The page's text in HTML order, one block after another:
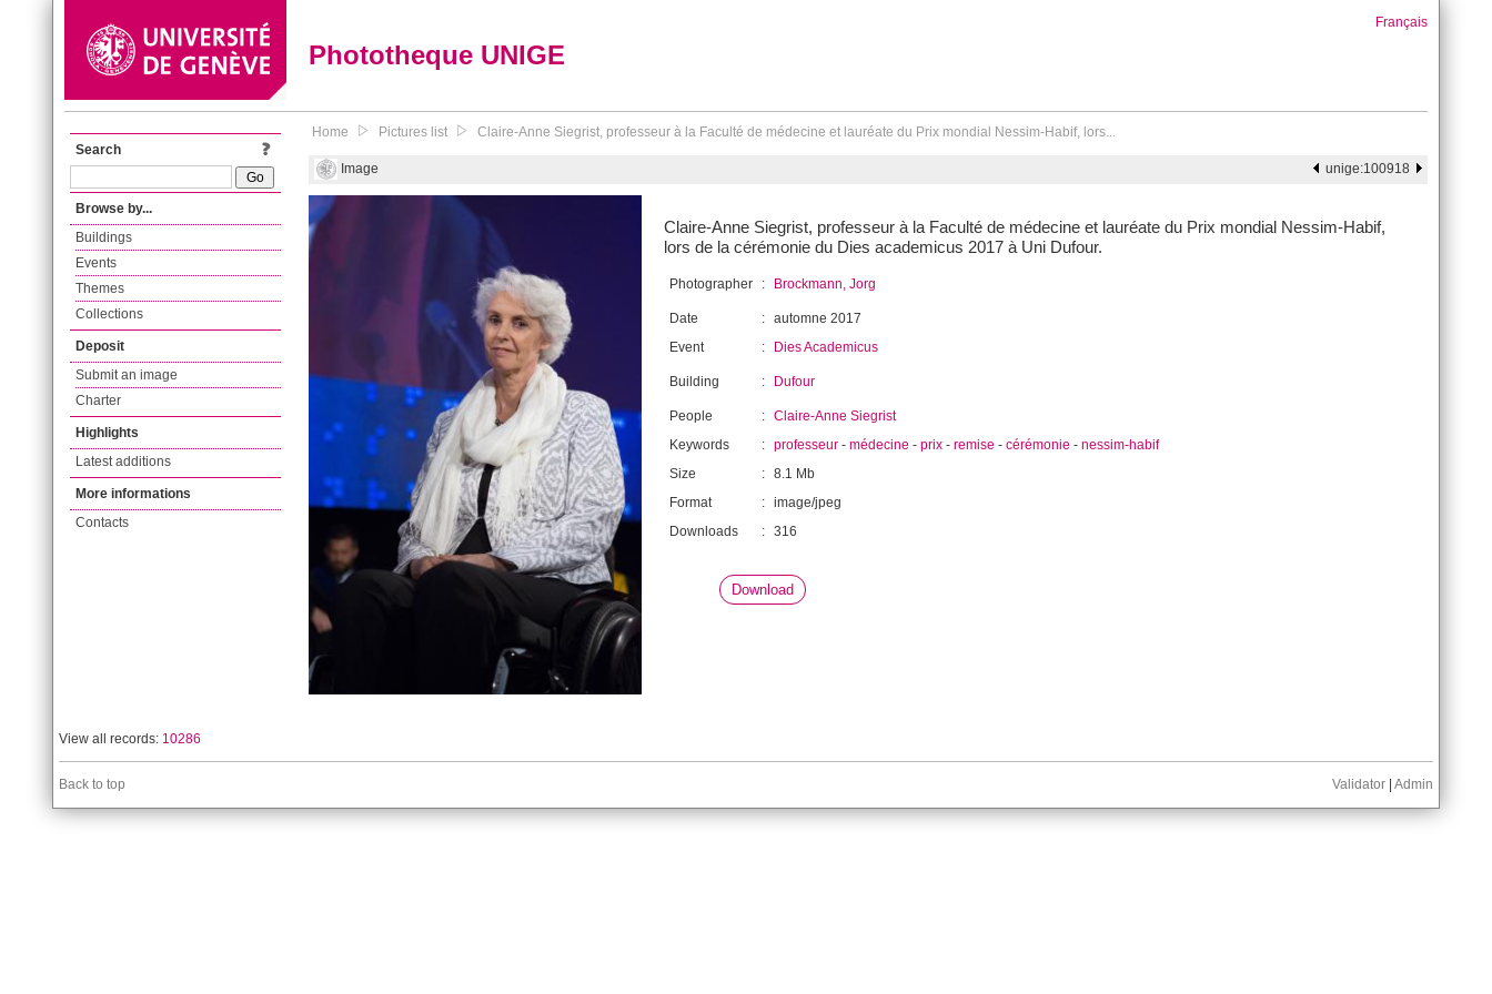
Phototheque UNIGE
Français
Search
Browse by...
Buildings
Events
Themes
Collections
Deposit
Submit an image
Charter
Highlights
Latest additions
More informations
Contacts
Home Pictures list Claire-Anne Siegrist, professeur à la Faculté de médecine et lauréate du Prix mondial Nessim-Habif, lors...
Image unige:100918
Claire-Anne Siegrist, professeur à la Faculté de médecine et lauréate du Prix mondial Nessim-Habif,
lors de la cérémonie du Dies academicus 2017 à Uni Dufour.
Photographer : Brockmann, Jorg
Date : automne 2017
Event
: Dies Academicus
Building : Dufour
People : Claire-Anne Siegrist
Keywords
: professeur - médecine - prix - remise - cérémonie - nessim-habif
Size
: 8.1 Mb
Format
: image/jpeg
Downloads
: 316
Download
View all records: 10286
Back to top Validator Admin